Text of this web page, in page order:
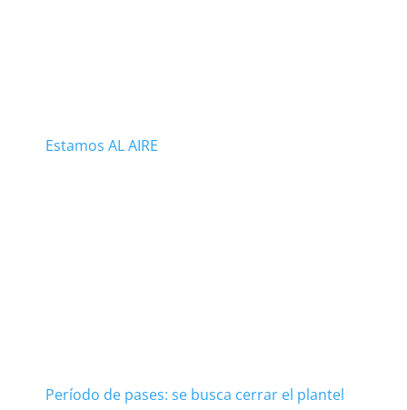
Estamos AL AIRE
Período de pases: se busca cerrar el plantel